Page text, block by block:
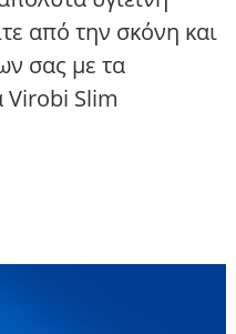
από την σκόνη και
σας με τα
Virobi Slim